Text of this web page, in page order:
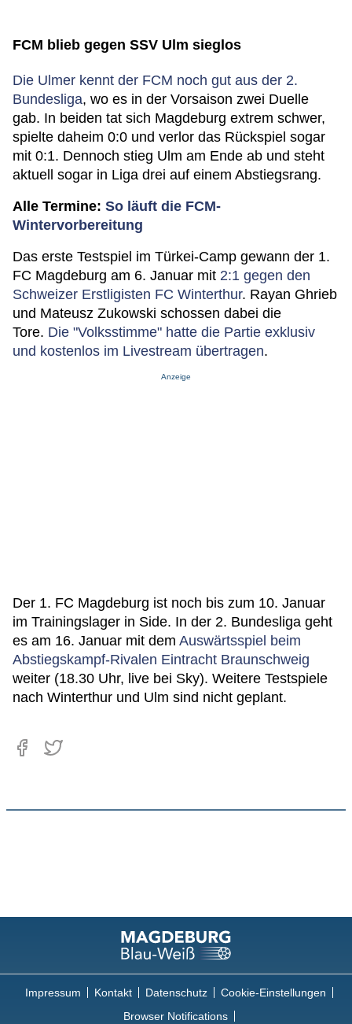
FCM blieb gegen SSV Ulm sieglos
Die Ulmer kennt der FCM noch gut aus der 2.
Bundesliga, wo es in der Vorsaison zwei Duelle
gab. In beiden tat sich Magdeburg extrem schwer,
spielte daheim 0:0 und verlor das Rückspiel sogar
mit 0:1. Dennoch stieg Ulm am Ende ab und steht
aktuell sogar in Liga drei auf einem Abstiegsrang.
Alle Termine: So läuft die FCM-
Wintervorbereitung
Das erste Testspiel im Türkei-Camp gewann der 1.
FC Magdeburg am 6. Januar mit 2:1 gegen den
Schweizer Erstligisten FC Winterthur. Rayan Ghrieb
und Mateusz Zukowski schossen dabei die
Tore. Die "Volksstimme" hatte die Partie exklusiv
und kostenlos im Livestream übertragen.
Anzeige
Der 1. FC Magdeburg ist noch bis zum 10. Januar
im Trainingslager in Side. In der 2. Bundesliga geht
es am 16. Januar mit dem Auswärtsspiel beim
Abstiegskampf-Rivalen Eintracht Braunschweig
weiter (18.30 Uhr, live bei Sky). Weitere Testspiele
nach Winterthur und Ulm sind nicht geplant.
Impressum Kontakt Datenschutz
Cookie-Einstellungen
Browser Notifications